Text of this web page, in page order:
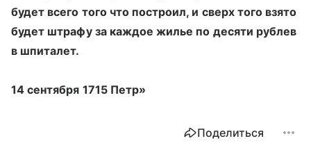
будет всего того что построил, и сверх того взято
будет штрафу за каждое жилье по десяти рублев
в шпиталет.
14 сентября 1715 Петр»
Поделиться